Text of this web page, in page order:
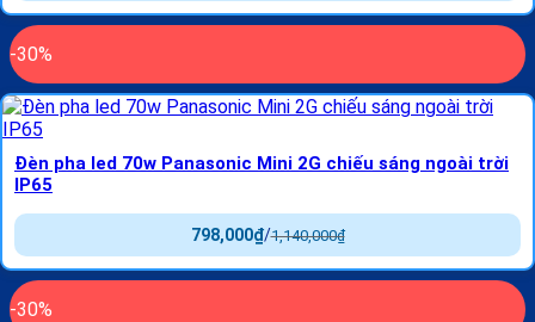
-30%
Đèn pha led 70w Panasonic Mini 2G chiếu sáng ngoài trời
IP65
1,140,000₫
/
798,000₫
-30%